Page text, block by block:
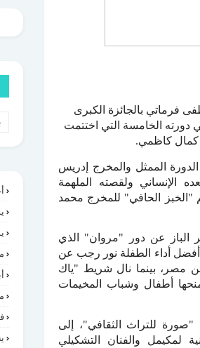
فرماتي بالجائزة الكبرى
دورته الخامسة التي اختتمت
كمال كاظمي.
الممثل والمخرج إدريس
الإنساني ولقصته الملهمة
"الخبز الحافي" للمخرج محمد
الباز عن دور "مروان" الذي
أداء الطفلة نور رجب عن
مصر، بينما نال شريط "ياك
أطفال وشباب المخيمات
للتراث الثقافي"، إلى
لمكيمل والفنان التشكيلي